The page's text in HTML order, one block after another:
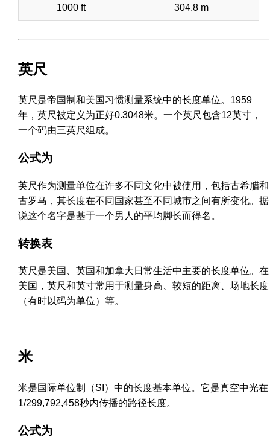
1000 ft 304.8 m
英尺
英尺是帝国制和美国习惯测量系统中的长度单位。1959
年，英尺被定义为正好0.3048米。一个英尺包含12英寸，
一个码由三英尺组成。
公式为
英尺作为测量单位在许多不同文化中被使用，包括古希腊和
古罗马，其长度在不同国家甚至不同城市之间有所变化。据
说这个名字是基于一个男人的平均脚长而得名。
转换表
英尺是美国、英国和加拿大日常生活中主要的长度单位。在
美国，英尺和英寸常用于测量身高、较短的距离、场地长度
（有时以码为单位）等。
米
米是国际单位制（SI）中的长度基本单位。它是真空中光在
1/299,792,458秒内传播的路径长度。
公式为